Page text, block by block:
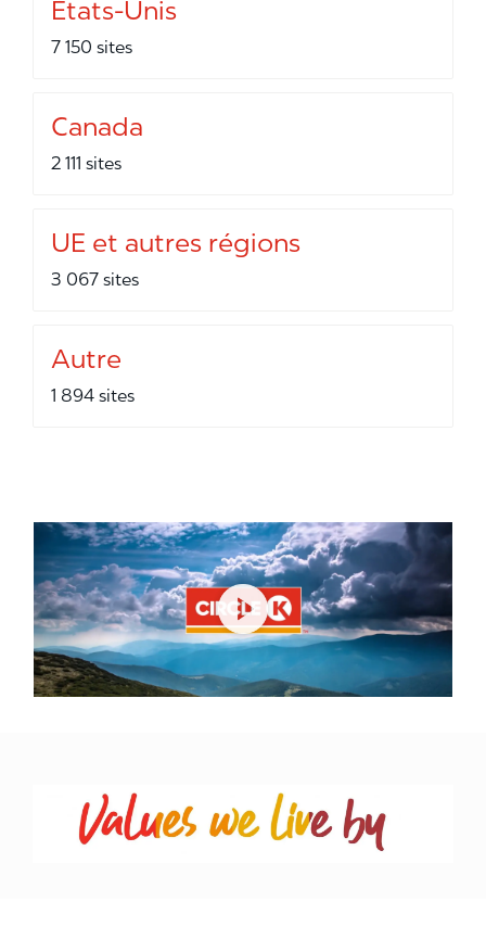
États-Unis
7 150 sites
Canada
2 111 sites
UE et autres régions
3 067 sites
Autre
1 894 sites